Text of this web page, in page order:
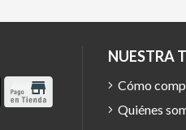
NUESTRA
Cómo
Quiénes